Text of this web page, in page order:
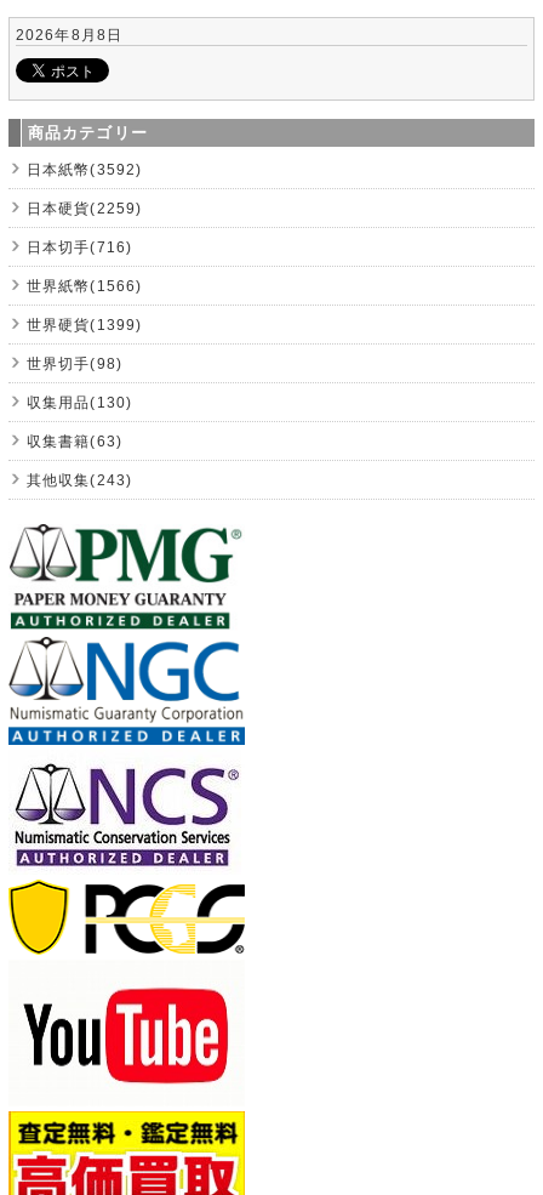
2026年8月8日
商品カテゴリー
日本紙幣(3592)
日本硬貨(2259)
日本切手(716)
世界紙幣(1566)
世界硬貨(1399)
世界切手(98)
収集用品(130)
収集書籍(63)
其他収集(243)